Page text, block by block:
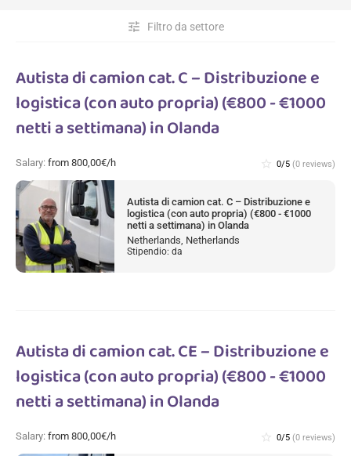
Filtro da settore
tune
Autista di camion cat. C – Distribuzione e
logistica (con auto propria) (€800 - €1000
netti a settimana) in Olanda
Salary: from 800,00€/h star_border 0/5 (0 reviews)
Autista di camion cat. C – Distribuzione e
logistica (con auto propria) (€800 - €1000
netti a settimana) in Olanda
Netherlands, Netherlands
Stipendio: da
Autista di camion cat. CE – Distribuzione e
logistica (con auto propria) (€800 - €1000
netti a settimana) in Olanda
Salary: from 800,00€/h star_border 0/5 (0 reviews)